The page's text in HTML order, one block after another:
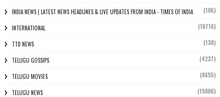
INDIA NEWS | LATEST NEWS HEADLINES & LIVE UPDATES FROM INDIA - TIMES OF INDIA (106)
INTERNATIONAL (10716)
TTD NEWS (138)
TELUGU GOSSIPS (4237)
TELUGU MOVIES (8655)
TELUGU NEWS (15006)